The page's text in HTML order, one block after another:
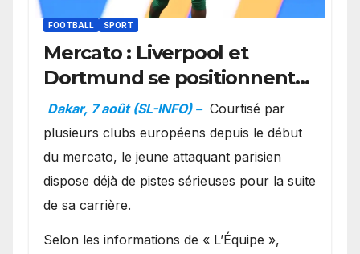
FOOTBALL SPORT
Mercato : Liverpool et
Dortmund se positionnent
en favoris pour recruter
Ibrahim Mbaye
Dakar, 7 août (SL-INFO) – Courtisé par
plusieurs clubs européens depuis le début
du mercato, le jeune attaquant parisien
dispose déjà de pistes sérieuses pour la suite
de sa carrière.
Selon les informations de « L’Équipe »,